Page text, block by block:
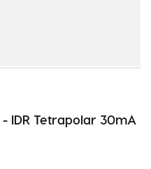
IDR Tetrapolar 30mA